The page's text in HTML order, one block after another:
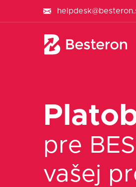
pre
vašej